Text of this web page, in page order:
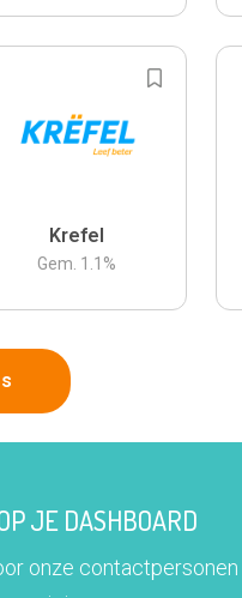
Krefel
Gem. 1.1 %
JE DASHBOARD
onze contactpersonen